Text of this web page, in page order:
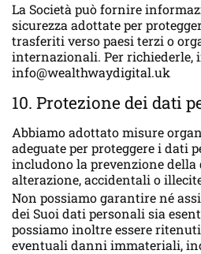
La Società può fornire
sicurezza adottate per
trasferiti verso paesi terzi o
internazionali. Per richiederle,
info@wealthwaydigital.uk
10. Protezione dei dati
Abbiamo adottato misure
adeguate per proteggere i dati
includono la prevenzione
alterazione, accidentali o
Non possiamo garantire né
dei Suoi dati personali sia
possiamo inoltre essere
eventuali danni immateriali,